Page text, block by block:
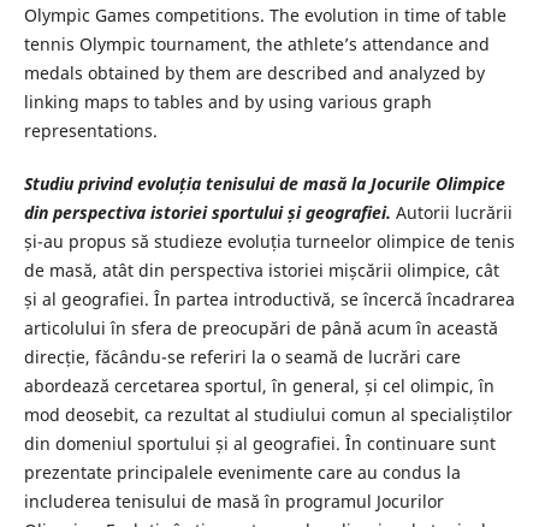
Olympic Games competitions. The evolution in time of table
tennis Olympic tournament, the athlete’s attendance and
medals obtained by them are described and analyzed by
linking maps to tables and by using various graph
representations.
Studiu privind evoluția tenisului de masă la Jocurile Olimpice
din perspectiva istoriei sportului și geografiei. Autorii lucrării
și-au propus să studieze evoluția turneelor olimpice de tenis
de masă, atât din perspectiva istoriei mișcării olimpice, cât
și al geografiei. În partea introductivă, se încercă încadrarea
articolului în sfera de preocupări de până acum în această
direcție, făcându-se referiri la o seamă de lucrări care
abordează cercetarea sportul, în general, și cel olimpic, în
mod deosebit, ca rezultat al studiului comun al specialiștilor
din domeniul sportului și al geografiei. În continuare sunt
prezentate principalele evenimente care au condus la
includerea tenisului de masă în programul Jocurilor